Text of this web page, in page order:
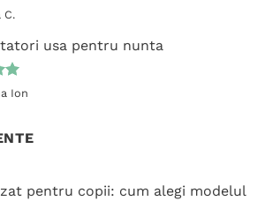
C.
usa pentru nunta
Ion
pentru copii: cum alegi modelul